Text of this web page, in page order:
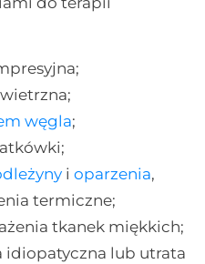
węgla;
i oparzenia,
termiczne;
tkanek miękkich;
idiopatyczna lub utrata